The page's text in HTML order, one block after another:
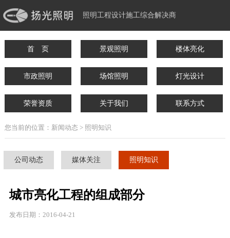
照明工程设计施工综合解决商
首 页 景观照明 楼体亮化
市政照明 场馆照明 灯光设计
荣誉资质 关于我们 联系方式
您当前的位置：新闻动态 > 照明知识
公司动态 媒体关注 照明知识
城市亮化工程的组成部分
发布日期：2016-04-21